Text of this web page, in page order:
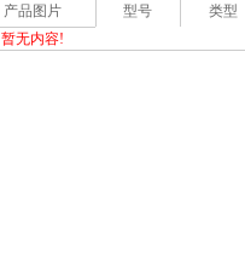
产品图片 型号
类型
暂无内容!